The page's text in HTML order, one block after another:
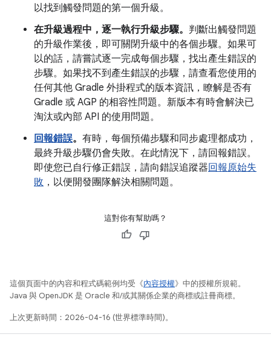
以找到觸發問題的第一個升級。
在升級過程中，逐一執行升級步驟。 判斷出觸發問題
的升級作業後，即可關閉升級中的各個步驟。如果可
以的話，請嘗試逐一完成每個步驟，找出產生錯誤的
步驟。如果找不到產生錯誤的步驟，請查看您使用的
任何其他 Gradle 外掛程式的版本資訊，瞭解是否有
Gradle 或 AGP 的相容性問題。新版本有時會解決已
淘汰或內部 API 的使用問題。
回報錯誤。 有時，每個預備步驟和同步處理都成功，
最終升級步驟仍會失敗。在此情況下，請回報錯誤。
即使您已自行修正錯誤，請向錯誤追蹤器回報原始失
敗 ，以便開發團隊解決相關問題。
這對你有幫助嗎？
這個頁面中的內容和程式碼範例均受《內容授權》中的授權所規範。
Java 與 OpenJDK 是 Oracle 和/或其關係企業的商標或註冊商標。
上次更新時間：2026-04-16 (世界標準時間)。